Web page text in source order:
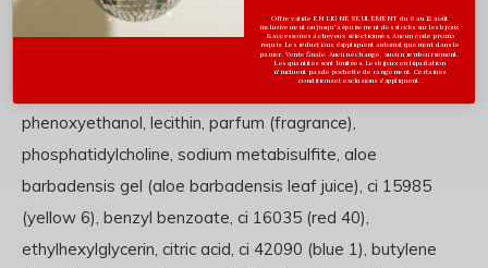
phenoxyethanol, lecithin, parfum (fragrance),
phosphatidylcholine, sodium metabisulfite, aloe
barbadensis gel (aloe barbadensis leaf juice), ci 15985
(yellow 6), benzyl benzoate, ci 16035 (red 40),
ethylhexylglycerin, citric acid, ci 42090 (blue 1), butylene
Offre valide EN LIGNE SEULEMENT du 6 au 12 août
inclusivement ou jusqu'à épuisement des stocks sur les bijoux
& accessoires à cheveux sélectionnés. Aucun code promo
requis. Les réductions s’appliquent automatiquement dans le
panier. Vente finale. Aucun échange, aucun remboursement.
Les quantités sont limitées. Les bijoux en liquidation
n'incluent pas de pochette de rangement. Certaines
conditions et exclusions s'appliquent.